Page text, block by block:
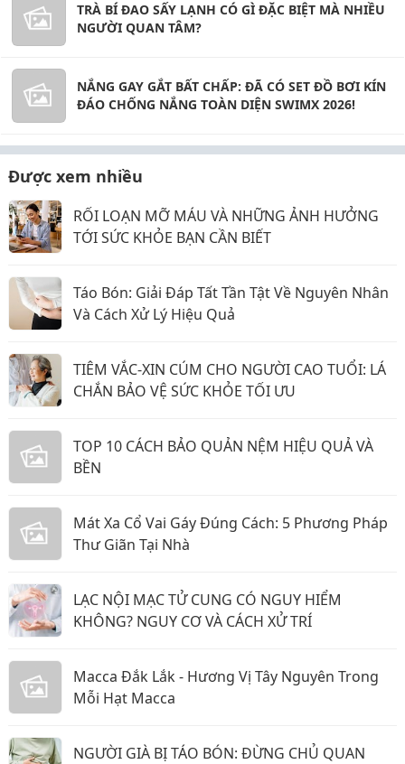
TRÀ BÍ ĐAO SẤY LẠNH CÓ GÌ ĐẶC BIỆT MÀ NHIỀU
NGƯỜI QUAN TÂM?
NẮNG GAY GẮT BẤT CHẤP: ĐÃ CÓ SET ĐỒ BƠI KÍN
ĐÁO CHỐNG NẮNG TOÀN DIỆN SWIMX 2026!
Được xem nhiều
RỐI LOẠN MỠ MÁU VÀ NHỮNG ẢNH HƯỞNG
TỚI SỨC KHỎE BẠN CẦN BIẾT
Táo Bón: Giải Đáp Tất Tần Tật Về Nguyên Nhân
Và Cách Xử Lý Hiệu Quả
TIÊM VẮC-XIN CÚM CHO NGƯỜI CAO TUỔI: LÁ
CHẮN BẢO VỆ SỨC KHỎE TỐI ƯU
TOP 10 CÁCH BẢO QUẢN NỆM HIỆU QUẢ VÀ
BỀN
Mát Xa Cổ Vai Gáy Đúng Cách: 5 Phương Pháp
Thư Giãn Tại Nhà
LẠC NỘI MẠC TỬ CUNG CÓ NGUY HIỂM
KHÔNG? NGUY CƠ VÀ CÁCH XỬ TRÍ
Macca Đắk Lắk - Hương Vị Tây Nguyên Trong
Mỗi Hạt Macca
NGƯỜI GIÀ BỊ TÁO BÓN: ĐỪNG CHỦ QUAN